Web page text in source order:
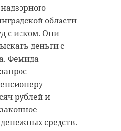
области
с иском. Они
деньги с
Фемида
рублей и
средств.